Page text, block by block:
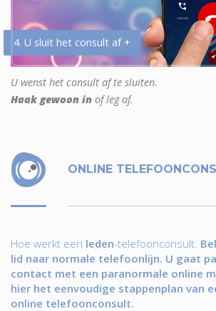
4. U sluit het consult af +
U wenst het consult af te sluiten.
Haak gewoon in of leg af.
ONLINE
Hoe werkt een leden-telefoonconsult.
lid naar normale telefoonlijn. U gaat
contact met een paranormale online
hier het eenvoudige stappenplan van
online telefoonconsult.